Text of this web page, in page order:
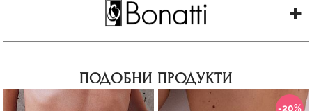
ПОДОБНИ ПРОДУКТИ
-20%